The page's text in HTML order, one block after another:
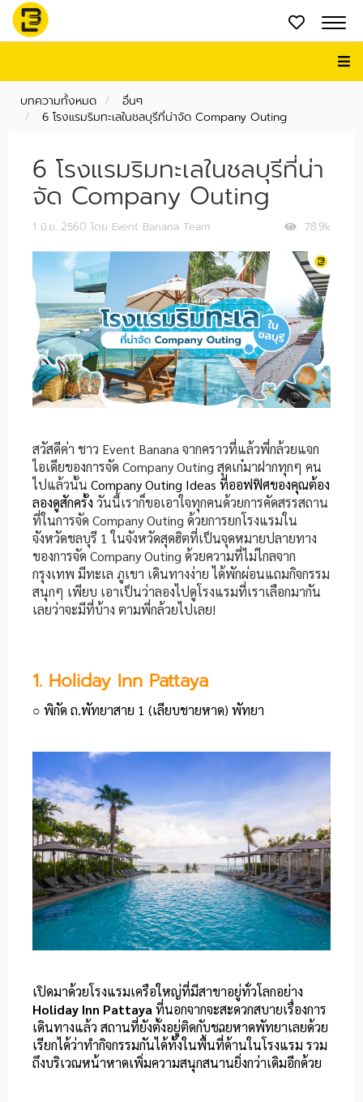
บทความทั้งหมด
อื่นๆ
6 โรงแรมริมทะเลในชลบุรีที่น่าจัด Company Outing
6 โรงแรมริมทะเลในชลบุรีที่น่า
จัด Company Outing
78.9k
1 มิ.ย. 2560 โดย Event Banana Team
สวัสดีค่า ชาว Event Banana จากคราวที่แล้วพี่กล้วยแจก
ไอเดียของการจัด Company Outing สุดเก๋มาฝากทุกๆ คน
ไปแล้วนั้น Company Outing Ideas ที่ออฟฟิศของคุณต้อง
ลองดูสักครั้ง วันนี้เราก็ขอเอาใจทุกคนด้วยการคัดสรรสถาน
ที่ในการจัด Company Outing ด้วยการยกโรงแรมใน
จังหวัดชลบุรี 1 ในจังหวัดสุดฮิตที่เป็นจุดหมายปลายทาง
ของการจัด Company Outing ด้วยความที่ไม่ไกลจาก
กรุงเทพ มีทะเล ภูเขา เดินทางง่าย ได้พักผ่อนแถมกิจกรรม
สนุกๆ เพียบ เอาเป็นว่าลองไปดูโรงแรมที่เราเลือกมากัน
เลยว่าจะมีที่บ้าง ตามพี่กล้วยไปเลย!
1. Holiday Inn Pattaya
○ พิกัด ถ.พัทยาสาย 1 (เลียบชายหาด) พัทยา
เปิดมาด้วยโรงแรมเครือใหญ่ที่มีสาขาอยู่ทั่วโลกอย่าง
Holiday Inn Pattayaที่นอกจากจะสะดวกสบายเรื่องการ
เดินทางแล้ว สถานที่ยังตั้งอยู่ติดกับชายหาดพัทยาเลยด้วย
เรียกได้ว่าทำกิจกรรมกันได้ทั้งในพื้นที่้ด้านในโรงแรม รวม
ถึงบริเวณหน้าหาดเพิ่มความสนุกสนานยิ่งกว่าเดิมอีกด้วย